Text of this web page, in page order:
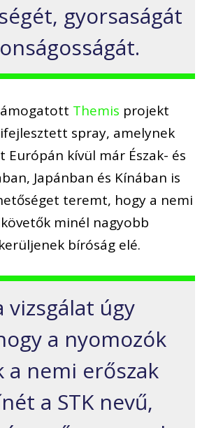
gyorsaságát
Themis projekt
spray, amelynek
kívül már Észak- és
Japánban és Kínában is
teremt, hogy a nemi
minél nagyobb
bíróság elé.
vizsgálat úgy
a nyomozók
a nemi erőszak
a STK nevű,